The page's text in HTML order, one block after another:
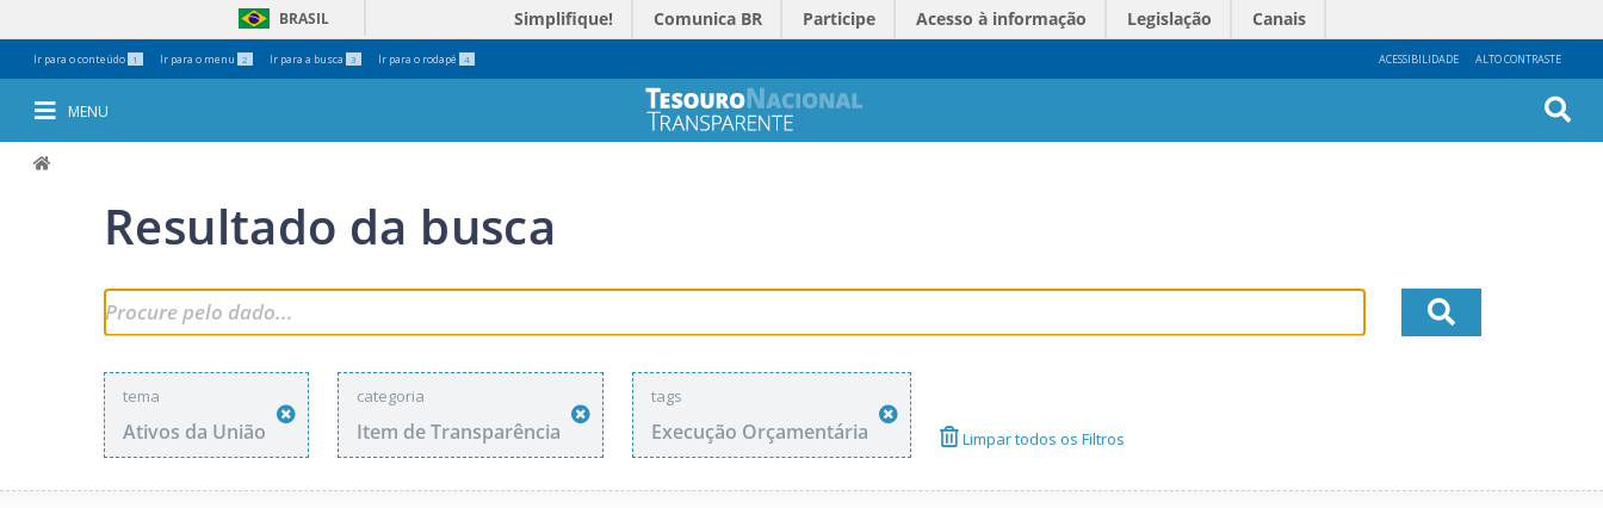
Ir para o conteúdo 1 Ir para o menu 2 Ir para a busca 3 Ir para o rodapé 4 ACESSIBILIDADE ALTO CONTRASTE
BRASIL Simplifique! Comunica BR Participe Acesso à informação Legislação
Canais
MENU
Resultado da busca
tema
Ativos da União
categoria
Item de Transparência
tags
Execução Orçamentária Limpar todos os Filtros